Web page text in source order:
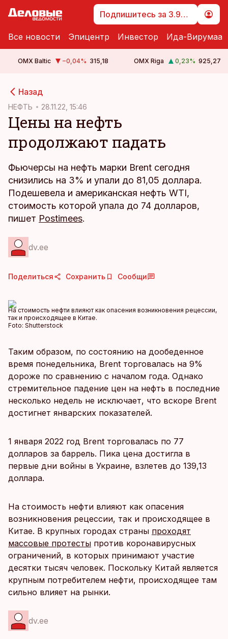
Подпишитесь за 3.99 €
Все новости Эпицентр Инвестор Ида-Вирумаа
OMX Baltic −0,04% 315,18 OMX Riga 0,23% 925,27
Назад
НЕФТЬ 28.11.22, 15:46
Цены на нефть
продолжают падать
Фьючерсы на нефть марки Brent сегодня
снизились на 3% и упали до 81,05 доллара.
Подешевела и американская нефть WTI,
стоимость которой упала до 74 долларов,
пишет Postimees.
dv.ee
Поделиться Сохранить Сообщи
На стоимость нефти влияют как опасения возникновения рецессии,
так и происходящее в Китае.
Foto: Shutterstock
Таким образом, по состоянию на дообеденное
время понедельника, Brent торговалась на 9%
дороже по сравнению с началом года. Однако
стремительное падение цен на нефть в последние
несколько недель не исключает, что вскоре Brent
достигнет январских показателей.
1 января 2022 год Brent торговалась по 77
долларов за баррель. Пика цена достигла в
первые дни войны в Украине, взлетев до 139,13
доллара.
На стоимость нефти влияют как опасения
возникновения рецессии, так и происходящее в
Китае. В крупных городах страны проходят
массовые протесты против коронавирусных
ограничений, в которых принимают участие
десятки тысяч человек. Поскольку Китай является
крупным потребителем нефти, происходящее там
сильно влияет на рынки.
dv.ee